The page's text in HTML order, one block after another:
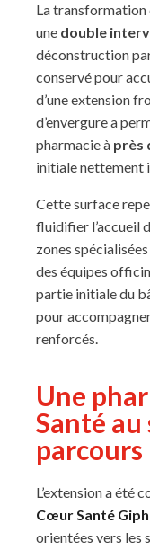
La transformation
une double
déconstruction
conservé pour
d’une extension
d’envergure a
pharmacie à près
initiale nettement
Cette surface
fluidifier l’accueil
zones
des équipes
partie initiale du
pour
renforcés.
Une
Santé au
L’extension a été
Cœur Santé
orientées vers les